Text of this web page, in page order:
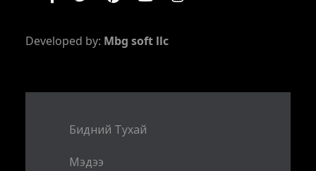
Developed by: Mbg soft llc
Бидний Тухай
Мэдээ